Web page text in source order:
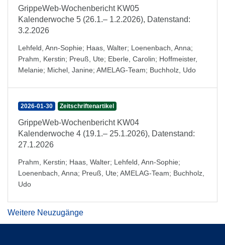
GrippeWeb-Wochenbericht KW05
Kalenderwoche 5 (26.1.– 1.2.2026), Datenstand:
3.2.2026
Lehfeld, Ann-Sophie; Haas, Walter; Loenenbach, Anna;
Prahm, Kerstin; Preuß, Ute; Eberle, Carolin; Hoffmeister,
Melanie; Michel, Janine; AMELAG-Team; Buchholz, Udo
2026-01-30 Zeitschriftenartikel
GrippeWeb-Wochenbericht KW04
Kalenderwoche 4 (19.1.– 25.1.2026), Datenstand:
27.1.2026
Prahm, Kerstin; Haas, Walter; Lehfeld, Ann-Sophie;
Loenenbach, Anna; Preuß, Ute; AMELAG-Team; Buchholz,
Udo
Weitere Neuzugänge